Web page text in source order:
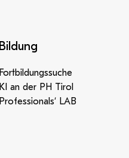
Bildung
Fortbildungssuche
KI an der PH Tirol
Professionals‘ LAB